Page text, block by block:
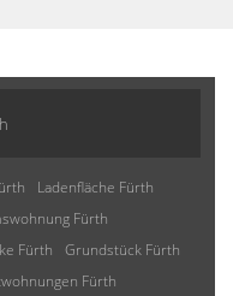
Ladenfläche Fürth
Fürth
Fürth
Grundstück Fürth
Fürth